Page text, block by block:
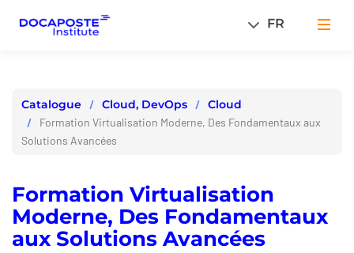
FR
Catalogue Cloud, DevOps Cloud
Formation Virtualisation Moderne, Des Fondamentaux aux
Solutions Avancées
Formation Virtualisation
Moderne, Des Fondamentaux
aux Solutions Avancées